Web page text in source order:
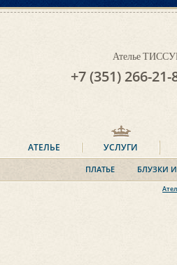
Ателье
+7 (351) 266-21-
АТЕЛЬЕ УСЛУГИ
ПЛАТЬЕ БЛУЗКИ